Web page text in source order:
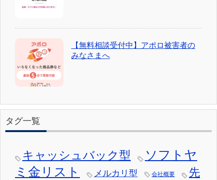
【無料相談受付中】アポロ被害者の
みなさまへ
タグ一覧
キャッシュバック型
ソフトヤ
ミ金リスト
メルカリ型 会社概要
先